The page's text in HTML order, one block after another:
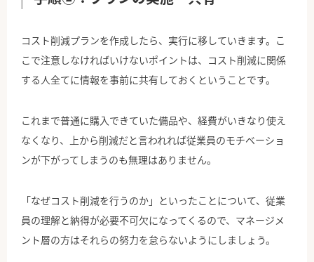
コスト削減プランを作成したら、実行に移していきます。こ
こで注意しなければいけないポイントは、コスト削減に関係
する人全てに情報を事前に共有しておくということです。
これまで普通に購入できていた備品や、経費がいきなり使え
なくなり、上から削減だと言われれば従業員のモチベーショ
ンが下がってしまうのも無理はありません。
「なぜコスト削減を行うのか」といったことについて、従業
員の理解と納得が必要不可欠になってくるので、マネージメ
ント層の方はそれらの努力を怠らないようにしましょう。